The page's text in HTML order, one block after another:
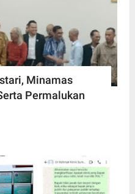
Minamas
Permalukan